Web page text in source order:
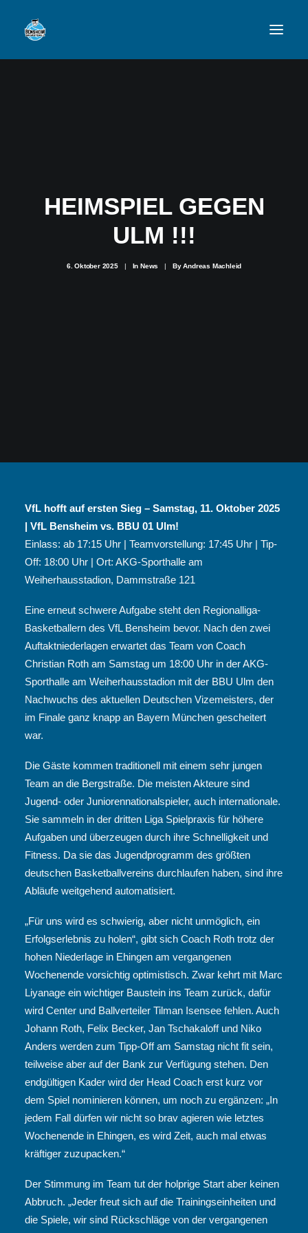
VFL BENSHEIM
HEIMSPIEL GEGEN
ULM !!!
6. Oktober 2025 | In News | ByAndreas Machleid
VfL hofft auf ersten Sieg – Samstag, 11. Oktober 2025
| VfL Bensheim vs. BBU 01 Ulm!
Einlass: ab 17:15 Uhr | ⁠Teamvorstellung: 17:45 Uhr | ⁠Tip-
Off: 18:00 Uhr | ⁠Ort: AKG-Sporthalle am
Weiherhausstadion, Dammstraße 121
Eine erneut schwere Aufgabe steht den Regionalliga-
Basketballern des VfL Bensheim bevor. Nach den zwei
Auftaktniederlagen erwartet das Team von Coach
Christian Roth am Samstag um 18:00 Uhr in der AKG-
Sporthalle am Weiherhausstadion mit der BBU Ulm den
Nachwuchs des aktuellen Deutschen Vizemeisters, der
im Finale ganz knapp an Bayern München gescheitert
war.
Die Gäste kommen traditionell mit einem sehr jungen
Team an die Bergstraße. Die meisten Akteure sind
Jugend- oder Juniorennationalspieler, auch internationale.
Sie sammeln in der dritten Liga Spielpraxis für höhere
Aufgaben und überzeugen durch ihre Schnelligkeit und
Fitness. Da sie das Jugendprogramm des größten
deutschen Basketballvereins durchlaufen haben, sind ihre
Abläufe weitgehend automatisiert.
„Für uns wird es schwierig, aber nicht unmöglich, ein
Erfolgserlebnis zu holen“, gibt sich Coach Roth trotz der
hohen Niederlage in Ehingen am vergangenen
Wochenende vorsichtig optimistisch. Zwar kehrt mit Marc
Liyanage ein wichtiger Baustein ins Team zurück, dafür
wird Center und Ballverteiler Tilman Isensee fehlen. Auch
Johann Roth, Felix Becker, Jan Tschakaloff und Niko
Anders werden zum Tipp-Off am Samstag nicht fit sein,
teilweise aber auf der Bank zur Verfügung stehen. Den
endgültigen Kader wird der Head Coach erst kurz vor
dem Spiel nominieren können, um noch zu ergänzen: „In
jedem Fall dürfen wir nicht so brav agieren wie letztes
Wochenende in Ehingen, es wird Zeit, auch mal etwas
kräftiger zuzupacken.“
Der Stimmung im Team tut der holprige Start aber keinen
Abbruch. „Jeder freut sich auf die Trainingseinheiten und
die Spiele, wir sind Rückschläge von der vergangenen